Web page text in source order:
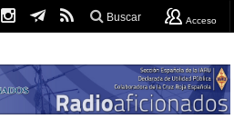
Buscar Acceso